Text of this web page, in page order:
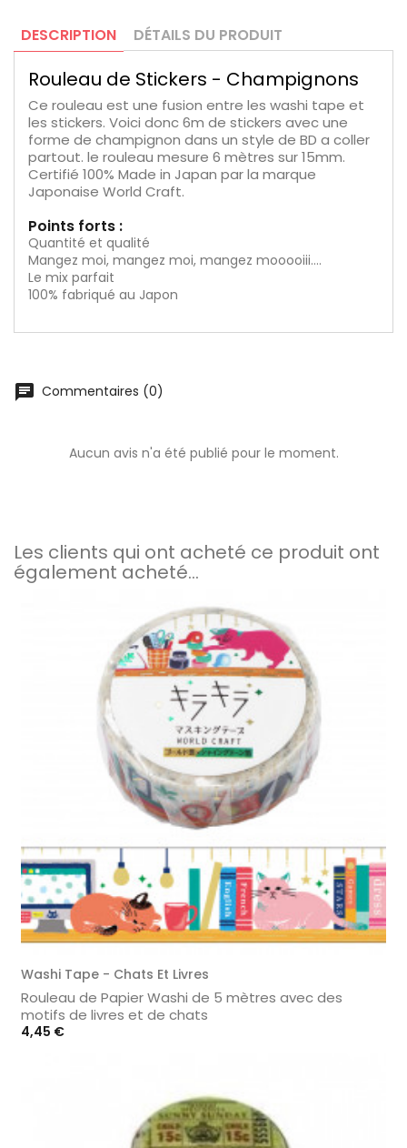
DESCRIPTION DÉTAILS DU PRODUIT
Rouleau de Stickers - Champignons
Ce rouleau est une fusion entre les washi tape et
les stickers. Voici donc 6m de stickers avec une
forme de champignon dans un style de BD a coller
partout. le rouleau mesure 6 mètres sur 15mm.
Certifié 100% Made in Japan par la marque
Japonaise World Craft.
Points forts :
Quantité et qualité
Mangez moi, mangez moi, mangez mooooiii....
Le mix parfait
100% fabriqué au Japon
chat Commentaires (0)
Aucun avis n'a été publié pour le moment.
Les clients qui ont acheté ce produit ont
également acheté...
Washi Tape - Chats Et Livres
Rouleau de Papier Washi de 5 mètres avec des
motifs de livres et de chats
Prix
4,45 €